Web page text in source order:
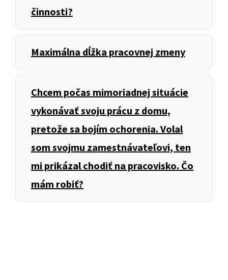
činnosti?
Maximálna dĺžka pracovnej zmeny
Chcem počas mimoriadnej situácie
vykonávať svoju prácu z domu,
pretože sa bojím ochorenia. Volal
som svojmu zamestnávateľovi, ten
mi prikázal chodiť na pracovisko. Čo
mám robiť?